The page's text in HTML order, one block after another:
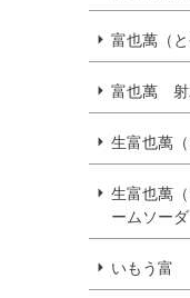
富也萬（と
富也萬 射
生富也萬（
生富也萬
ームソーダ
いもう富